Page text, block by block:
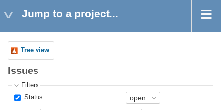
Jump to a project...
Tree view
Issues
Filters
Status